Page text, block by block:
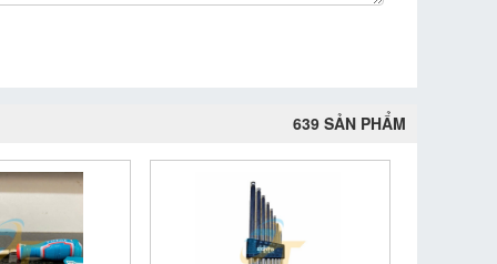
639 SẢN PHẨM